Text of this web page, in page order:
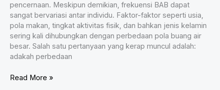
pencernaan. Meskipun demikian, frekuensi BAB dapat
sangat bervariasi antar individu. Faktor-faktor seperti usia,
pola makan, tingkat aktivitas fisik, dan bahkan jenis kelamin
sering kali dihubungkan dengan perbedaan pola buang air
besar. Salah satu pertanyaan yang kerap muncul adalah:
adakah perbedaan
Benarkah
Read More »